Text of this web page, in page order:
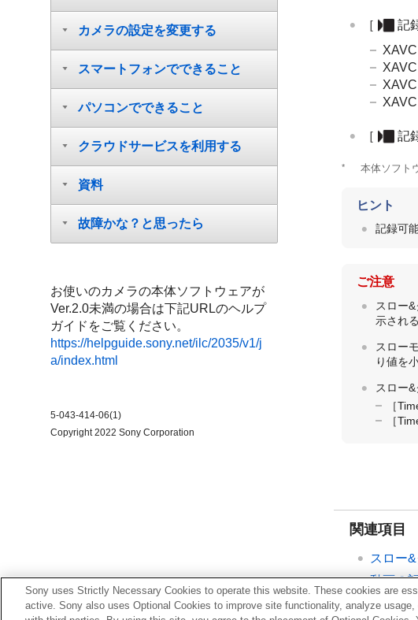
［ 記
［ 記
* 本体ソフト
ヒント
記録可
ご注意
スロー
示され
スロー
り値を
スロー
［
［
関連項目
スロー
動画の
使用で
カメラの設定を変更する
スマートフォンでできること
パソコンでできること
クラウドサービスを利用する
資料
故障かな？と思ったら
お使いのカメラの本体ソフトウェアが
Ver.2.0未満の場合は下記URLのヘルプ
ガイドをご覧ください。
https://helpguide.sony.net/ilc/2035/v1/j
a/index.html
5-043-414-06(1)
Copyright 2022 Sony Corporation
Sony uses Strictly Necessary Cookies to operate this website. These cookies are
active. Sony also uses Optional Cookies to improve site functionality, analyze